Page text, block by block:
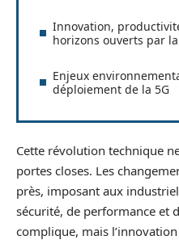
Innovation,
horizons ouverts par
Enjeux
déploiement de la 5G
Cette révolution technique
portes closes. Les
près, imposant aux
sécurité, de performance et
complique, mais